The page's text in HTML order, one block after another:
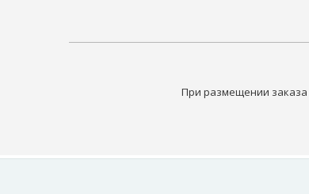
При размещении заказа